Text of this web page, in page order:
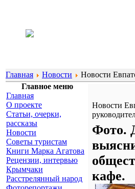
Главная Новости
Новости
Главное меню
Главная
О проекте
Статьи, очерки,
рассказы
Новости
Советы туристам
Книги Марка Агатова
Рецензии, интервью
Крымчаки
Расстрелянный народ
Новости
Фото.
кафе.